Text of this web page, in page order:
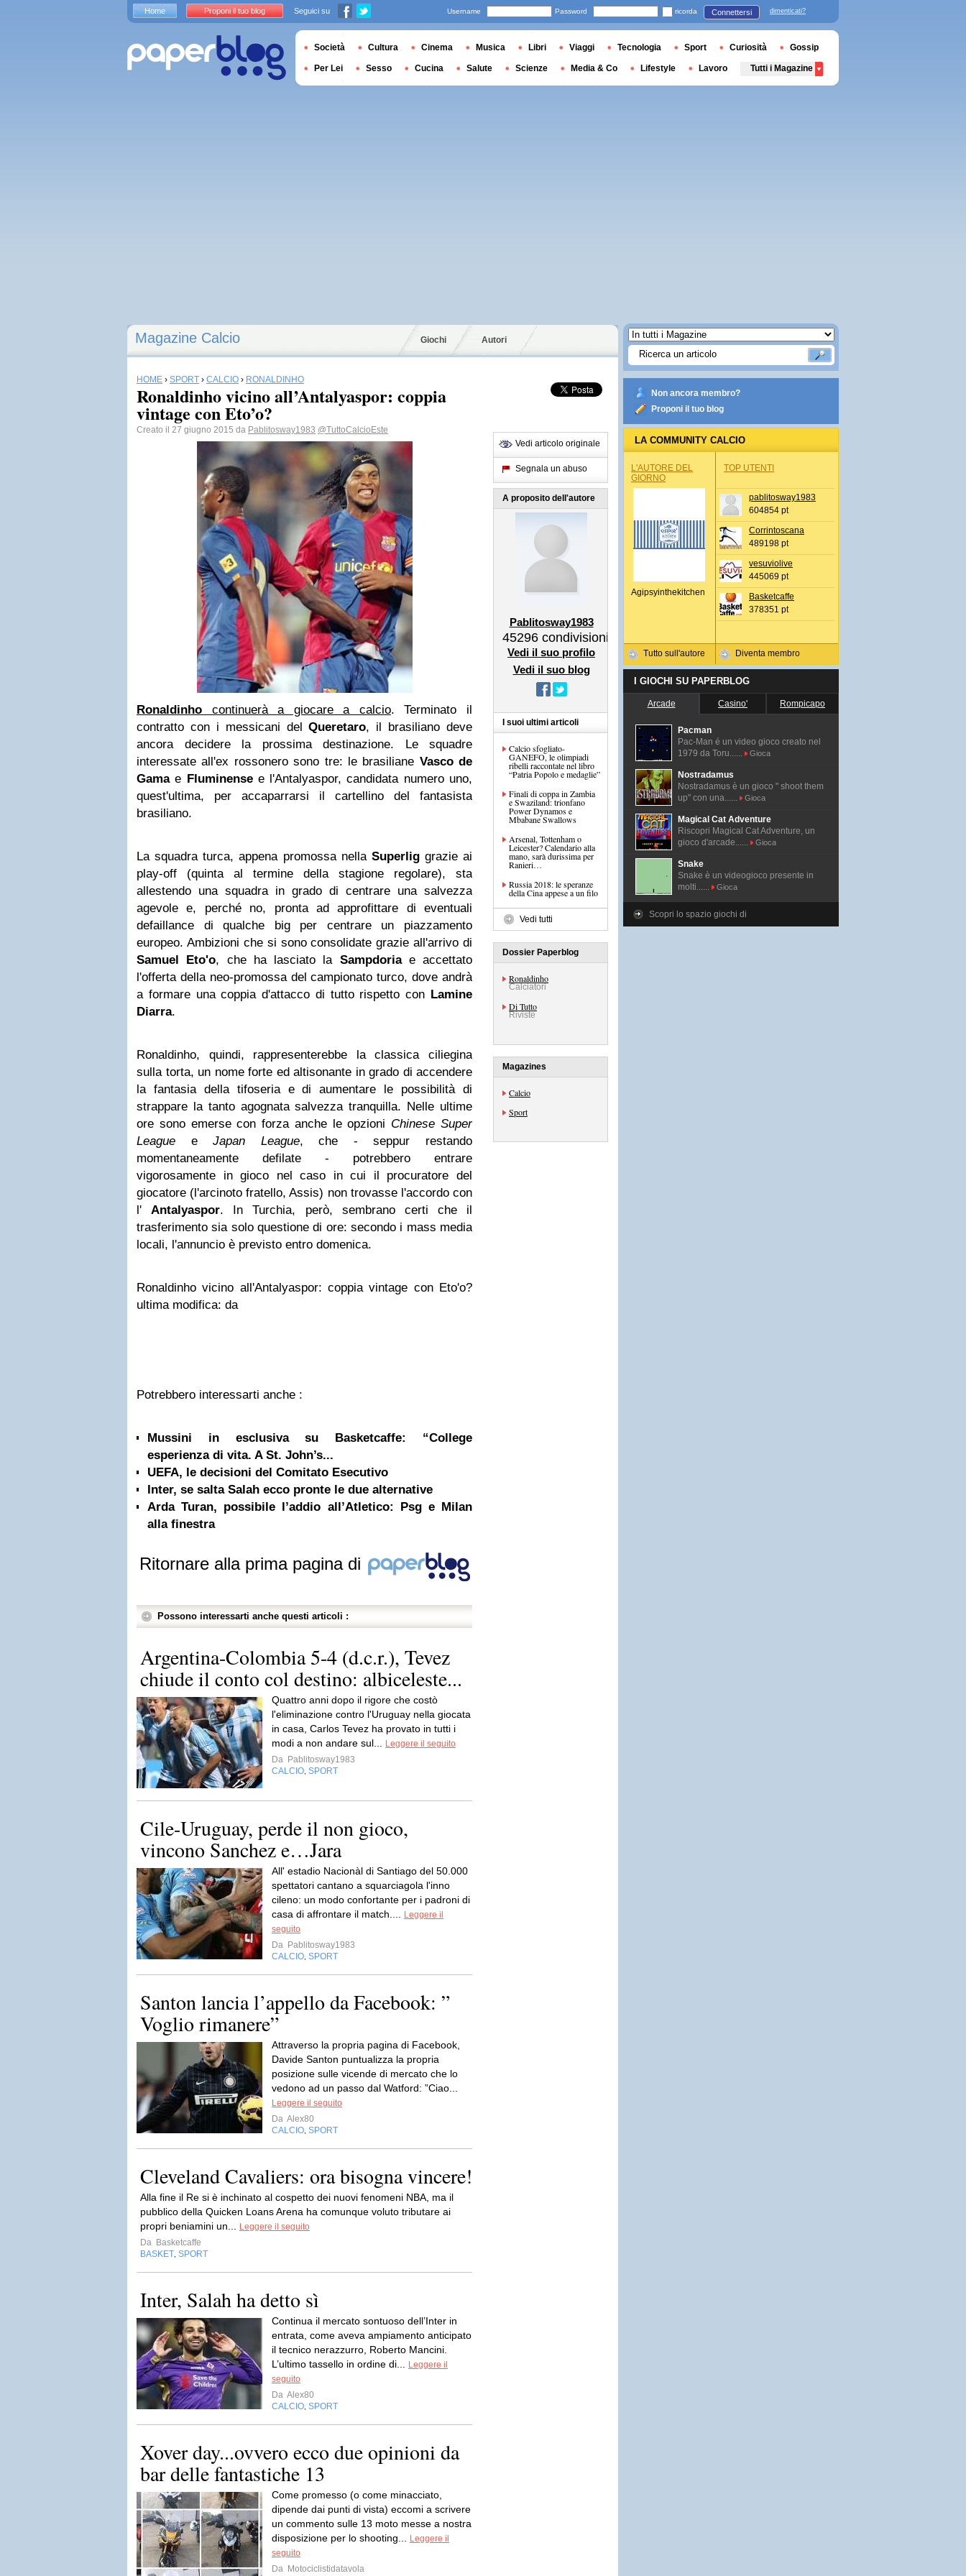
Magazine Calcio Giochi Autori
HOME › SPORT › CALCIO › RONALDINHO
Ronaldinho vicino all’Antalyaspor: coppia
vintage con Eto’o?
Creato il 27 giugno 2015 da Pablitosway1983 @TuttoCalcioEste
Ronaldinho continuerà a giocare a calcio. Terminato il
contratto con i messicani delQueretaro, il brasiliano deve
ancora decidere la prossima destinazione. Le squadre
interessate all'ex rossonero sono tre: le brasiliane Vasco de
Gamae Fluminensee l'Antalyaspor, candidata numero uno,
quest'ultima, per accaparrarsi il cartellino del fantasista
brasiliano.
La squadra turca, appena promossa nella Superliggrazie ai
play-off (quinta al termine della stagione regolare), sta
allestendo una squadra in grado di centrare una salvezza
agevole e, perché no, pronta ad approfittare di eventuali
defaillance di qualche big per centrare un piazzamento
europeo. Ambizioni che si sono consolidate grazie all'arrivo di
Samuel Eto'o, che ha lasciato la Sampdoriae accettato
l'offerta della neo-promossa del campionato turco, dove andrà
a formare una coppia d'attacco di tutto rispetto con Lamine
Diarra.
Ronaldinho, quindi, rappresenterebbe la classica ciliegina
sulla torta, un nome forte ed altisonante in grado di accendere
la fantasia della tifoseria e di aumentare le possibilità di
strappare la tanto agognata salvezza tranquilla. Nelle ultime
ore sono emerse con forza anche le opzioni Chinese Super
League eJapan League, che - seppur restando
momentaneamente defilate - potrebbero entrare
vigorosamente in gioco nel caso in cui il procuratore del
giocatore (l'arcinoto fratello, Assis) non trovasse l'accordo con
l'Antalyaspor. In Turchia, però, sembrano certi che il
trasferimento sia solo questione di ore: secondo i mass media
locali, l'annuncio è previsto entro domenica.
Ronaldinho vicino all'Antalyaspor: coppia vintage con Eto'o?
ultima modifica: da
Potrebbero interessarti anche :
Mussini in esclusiva su Basketcaffe: “College
esperienza di vita. A St. John’s...
UEFA, le decisioni del Comitato Esecutivo
Inter, se salta Salah ecco pronte le due alternative
Arda Turan, possibile l’addio all’Atletico: Psg e Milan
alla finestra
Ritornare alla prima pagina di
Possono interessarti anche questi articoli :
Argentina-Colombia 5-4 (d.c.r.), Tevez
chiude il conto col destino: albiceleste...
Quattro anni dopo il rigore che costò
l'eliminazione contro l'Uruguay nella giocata
in casa, Carlos Tevez ha provato in tutti i
modi a non andare sul...
Leggere il seguito
Da Pablitosway1983
CALCIO SPORT
Cile-Uruguay, perde il non gioco,
vincono Sanchez e…Jara
All' estadio Nacionàl di Santiago del 50.000
spettatori cantano a squarciagola l'inno
cileno: un modo confortante per i padroni di
casa di affrontare il match....
Leggere il
seguito
Da Pablitosway1983
CALCIO SPORT
Santon lancia l’appello da Facebook: ”
Voglio rimanere”
Attraverso la propria pagina di Facebook,
Davide Santon puntualizza la propria
posizione sulle vicende di mercato che lo
vedono ad un passo dal Watford: ”Ciao...
Leggere il seguito
Da Alex80
CALCIO SPORT
Cleveland Cavaliers: ora bisogna vincere!
Alla fine il Re si è inchinato al cospetto dei nuovi fenomeni NBA, ma il
pubblico della Quicken Loans Arena ha comunque voluto tributare ai
propri beniamini un...
Leggere il seguito
Da Basketcaffe
BASKET SPORT
Inter, Salah ha detto sì
Continua il mercato sontuoso dell’Inter in
entrata, come aveva ampiamento anticipato
il tecnico nerazzurro, Roberto Mancini.
L’ultimo tassello in ordine di...
Leggere il
seguito
Da Alex80
CALCIO SPORT
Xover day...ovvero ecco due opinioni da
bar delle fantastiche 13
Come promesso (o come minacciato,
dipende dai punti di vista) eccomi a scrivere
un commento sulle 13 moto messe a nostra
disposizione per lo shooting...
Leggere il
seguito
Da Motociclistidatavola
Vedi articolo originale
Segnala un abuso
A proposito dell'autore
Pablitosway1983
45296 condivisioni
Vedi il suo profilo
Vedi il suo blog
I suoi ultimi articoli
Calcio sfogliato-
GANEFO, le olimpiadi
ribelli raccontate nel libro
“Patria Popolo e medaglie”
Finali di coppa in Zambia
e Swaziland: trionfano
Power Dynamos e
Mbabane Swallows
Arsenal, Tottenham o
Leicester? Calendario alla
mano, sarà durissima per
Ranieri…
Russia 2018: le speranze
della Cina appese a un filo
Vedi tutti
Dossier Paperblog
Ronaldinho
Calciatori
Di Tutto
Riviste
Magazines
Calcio
Sport
Non ancora membro?
Proponi il tuo blog
LA COMMUNITY CALCIO
L'AUTORE DEL
GIORNO
Agipsyinthekitchen
Tutto sull'autore
TOP UTENTI
pablitosway1983
604854 pt
Corrintoscana
489198 pt
vesuviolive
445069 pt
Basketcaffe
378351 pt
Diventa membro
I GIOCHI SU PAPERBLOG
Arcade Casino' Rompicapo
Pacman
Pac-Man é un video gioco creato nel
1979 da Toru......
Gioca
Nostradamus
Nostradamus è un gioco " shoot them
up" con una......
Gioca
Magical Cat Adventure
Riscopri Magical Cat Adventure, un
gioco d'arcade......
Gioca
Snake
Snake è un videogioco presente in
molti......
Gioca
Scopri lo spazio giochi di
Home Proponi il tuo blog Seguici su Username Password ricorda Connettersi dimenticati?
Società Cultura Cinema Musica Libri Viaggi Tecnologia Sport Curiosità Gossip
Per Lei Sesso Cucina Salute Scienze Media & Co Lifestyle Lavoro Tutti i Magazine